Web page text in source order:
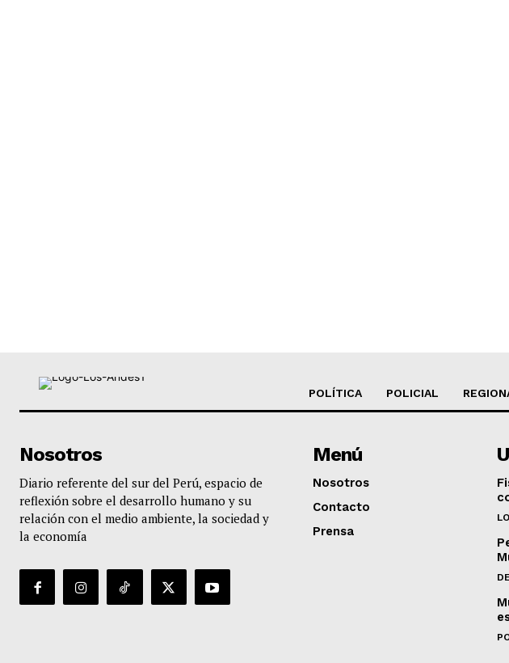
POLÍTICA POLICIAL
Nosotros
Diario referente del sur del Perú, espacio de
reflexión sobre el desarrollo humano y su
relación con el medio ambiente, la sociedad y
la economía
Menú
Nosotros
Contacto
Prensa